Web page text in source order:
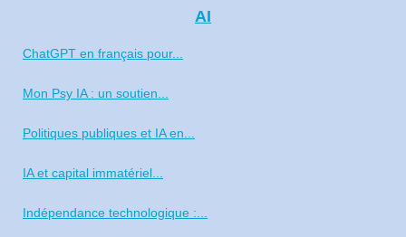
AI
ChatGPT en français pour...
Mon Psy IA : un soutien...
Politiques publiques et IA en...
IA et capital immatériel...
Indépendance technologique :...